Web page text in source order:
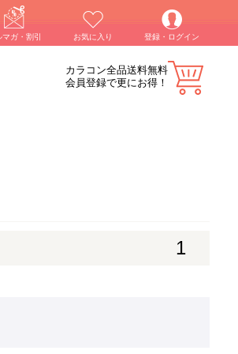
マガ・割引 お気に入り 登録・ログイン
カラコン全品送料無料
会員登録で更にお得！
1